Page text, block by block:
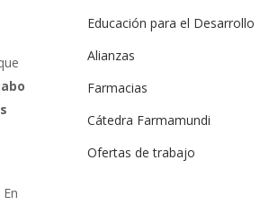
En
Educación para el Desarrollo
Alianzas
Farmacias
Cátedra Farmamundi
Ofertas de trabajo